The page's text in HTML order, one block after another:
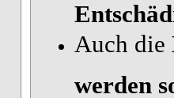
Auch die
werden